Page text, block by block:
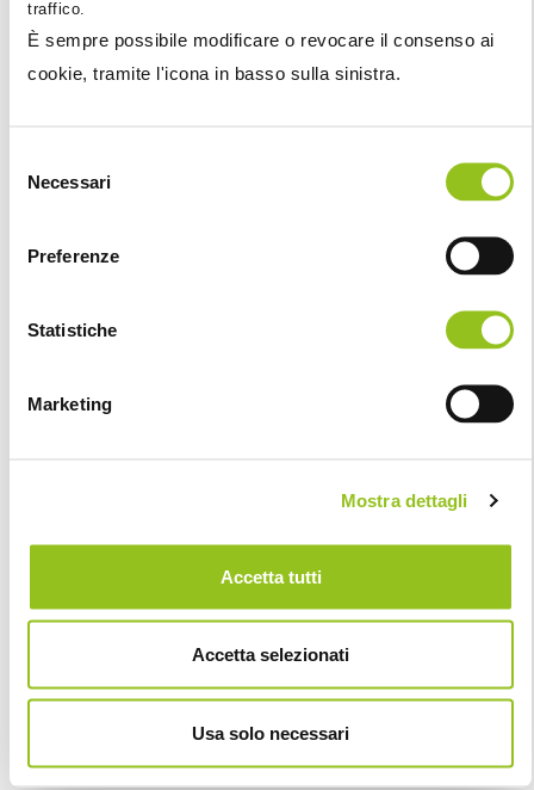
traffico.
È sempre possibile modificare o revocare il consenso ai
cookie, tramite l'icona in basso sulla sinistra.
delNecessari
Preferenze
Statistiche
Marketing
Mostra dettagli
Accetta tutti
Accetta selezionati
Usa solo necessari
23 Giugno 2025
Stefano Setti
Con l’art. 10 del D.L. “fiscale” 17 giugno 2025, n. 84, il
legislatore interviene sulla disciplina dello split p...
13 Giugno 2025
versata trimestralmente
Con l’art. 6 del Decreto Legislativo correttivo n. 81 del
12 giugno 2025, pubblicato in G.U. n. 134 del 12 giugn...